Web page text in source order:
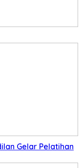
Gelar Pelatihan